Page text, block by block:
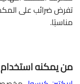
تفرض ضرائب على
مناسبًا.
من يمكنه